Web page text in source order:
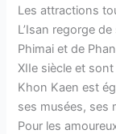
Les attractions
L’Isan regorge
Phimai et de
XIIe siècle et
Khon Kaen est
ses musées, ses
Pour les